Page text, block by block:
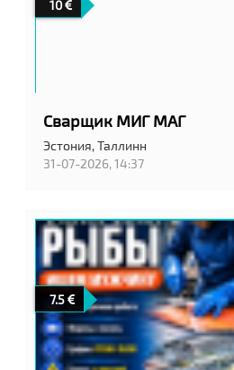
10
Сварщик МИГ МАГ
Эстония,Таллинн
31-07-2026, 14:37
7.5